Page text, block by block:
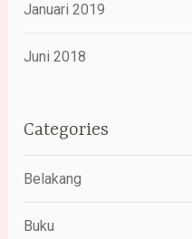
Januari 2019
Juni 2018
Categories
Belakang
Buku